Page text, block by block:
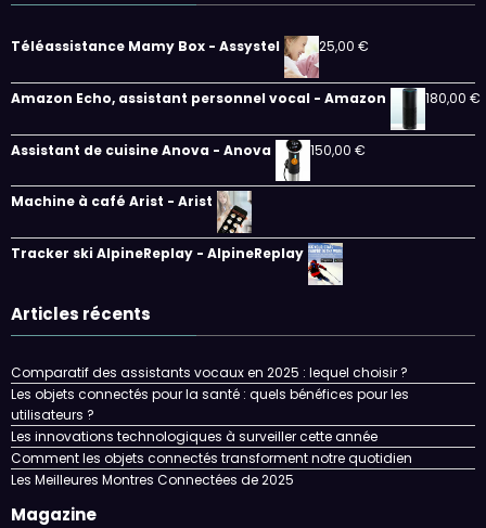
Téléassistance Mamy Box - Assystel 25,00 €
Amazon Echo, assistant personnel vocal - Amazon 180,00 €
Assistant de cuisine Anova - Anova 150,00 €
Machine à café Arist - Arist
Tracker ski AlpineReplay - AlpineReplay
Articles récents
Comparatif des assistants vocaux en 2025 : lequel choisir ?
Les objets connectés pour la santé : quels bénéfices pour les
utilisateurs ?
Les innovations technologiques à surveiller cette année
Comment les objets connectés transforment notre quotidien
Les Meilleures Montres Connectées de 2025
Magazine